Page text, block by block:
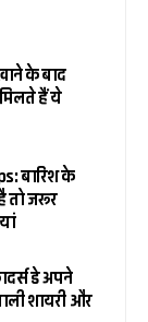
के बाद
हैं ये
बारिश के
तो जरूर
डे अपने
शायरी और